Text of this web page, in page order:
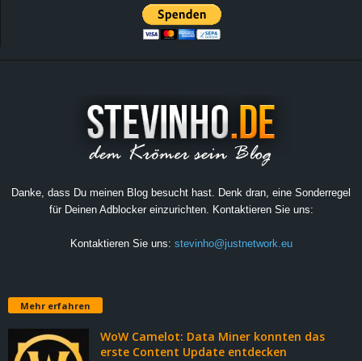
Danke, dass Du meinen Blog besucht hast. Denk dran, eine Sonderregel
für Deinen Adblocker einzurichten. Kontaktieren Sie uns:
Kontaktieren Sie uns: stevinho@justnetwork.eu
Mehr erfahren
WoW Camelot: Data Miner konnten das
erste Content Update entdecken